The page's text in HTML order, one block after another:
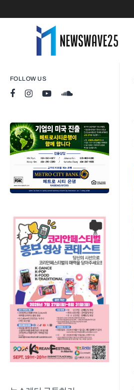
FOLLOW US